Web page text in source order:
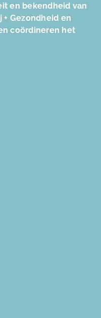
en bekendheid van
Gezondheid en
coördineren het